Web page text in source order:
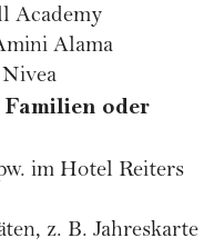
Academy
Alama
Nivea
oder
im Hotel Reiters
z. B. Jahreskarte